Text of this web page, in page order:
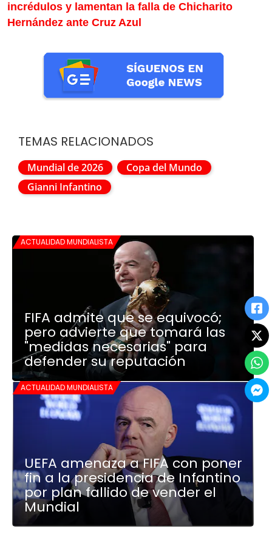
incrédulos y lamentan la falla de Chicharito
Hernández ante Cruz Azul
TEMAS RELACIONADOS
Mundial de 2026
Copa del Mundo
Gianni Infantino
ACTUALIDAD MUNDIALISTA
FIFA admite que se equivocó;
pero advierte que tomará las
"medidas necesarias" para
defender su reputación
ACTUALIDAD MUNDIALISTA
UEFA amenaza a FIFA con poner
fin a la presidencia de Infantino
por plan fallido de vender el
Mundial